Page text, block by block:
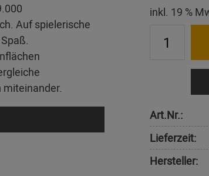
Auf spielerische
inkl. 19 %
Art.Nr.:
Lieferzeit:
Hersteller: